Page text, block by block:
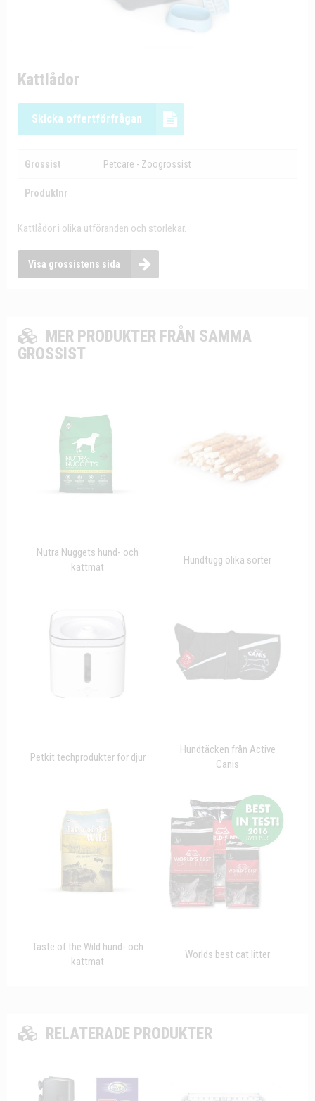
Kattlådor
Skicka offertförfrågan
Grossist Petcare - Zoogrossist
Produktnr
Kattlådor i olika utföranden och storlekar.
Visa grossistens sida
MER PRODUKTER FRÅN SAMMA
GROSSIST
Nutra Nuggets hund- och
kattmat
Hundtugg olika sorter
Petkit techprodukter för djur
Hundtäcken från Active
Canis
Taste of the Wild hund- och
kattmat
Worlds best cat litter
RELATERADE PRODUKTER